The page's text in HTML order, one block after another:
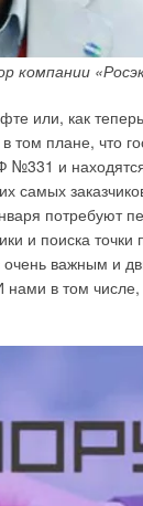
компании
или, как
плане, что
и
самых
потребуют
и поиска
очень важным и
в том числе,
могло
проекте
проектирования
между
(рис. 1).